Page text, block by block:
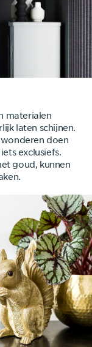
materialen
laten schijnen.
doen
exclusiefs.
goud, kunnen